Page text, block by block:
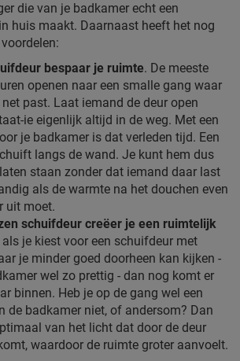
die van je badkamer echt een
huis maakt. Daarnaast heeft het nog
bespaar je ruimte. De meeste
openen naar een smalle gang waar
past. Laat iemand de deur open
ie eigenlijk altijd in de weg. Met een
je badkamer is dat verleden tijd. Een
langs de wand. Je kunt hem dus
staan zonder dat iemand daar last
als de warmte na het douchen even
uit moet.
schuifdeur creëer je een ruimtelijk
je kiest voor een schuifdeur met
je minder goed doorheen kan kijken -
wel zo prettig - dan nog komt er
binnen. Heb je op de gang wel een
de badkamer niet, of andersom? Dan
van het licht dat door de deur
waardoor de ruimte groter aanvoelt.